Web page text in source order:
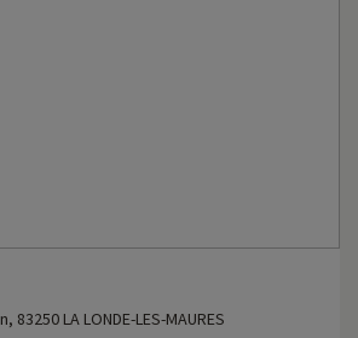
LA LONDE-LES-MAURES